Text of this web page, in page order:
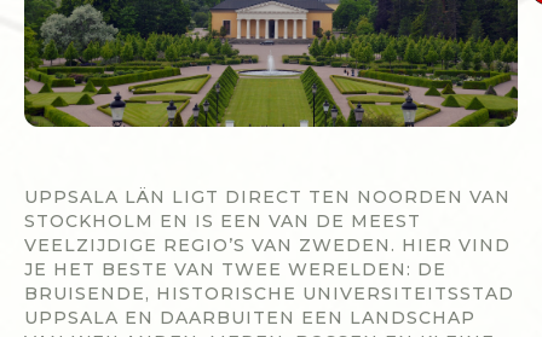
UPPSALA LÄN LIGT DIRECT TEN NOORDEN VAN
STOCKHOLM EN IS EEN VAN DE MEEST
VEELZIJDIGE REGIO’S VAN ZWEDEN. HIER VIND
JE HET BESTE VAN TWEE WERELDEN: DE
BRUISENDE, HISTORISCHE UNIVERSITEITSSTAD
UPPSALA EN DAARBUITEN EEN LANDSCHAP